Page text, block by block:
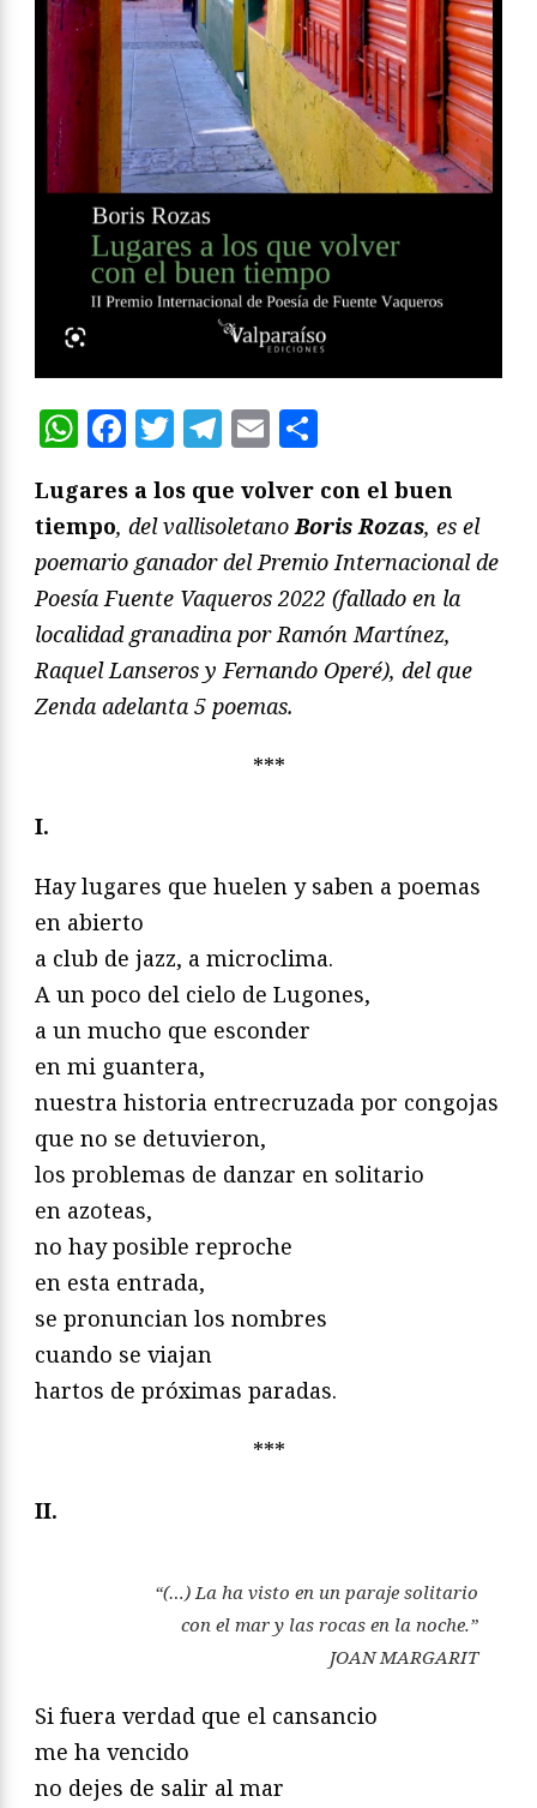
WhatsApp
Facebook
Twitter
Telegram
Email
Lugares a los que volver con el buen
tiempo, del vallisoletanoBoris Rozas, es el
poemario ganador del Premio Internacional de
Poesía Fuente Vaqueros 2022 (fallado en la
localidad granadina por Ramón Martínez,
Raquel Lanseros y Fernando Operé), del que
Zenda adelanta 5 poemas.
***
I.
Hay lugares que huelen y saben a poemas
en abierto
a club de jazz, a microclima.
A un poco del cielo de Lugones,
a un mucho que esconder
en mi guantera,
nuestra historia entrecruzada por congojas
que no se detuvieron,
los problemas de danzar en solitario
en azoteas,
no hay posible reproche
en esta entrada,
se pronuncian los nombres
cuando se viajan
hartos de próximas paradas.
***
II.
“(…) La ha visto en un paraje solitario
con el mar y las rocas en la noche.”
JOAN MARGARIT
Si fuera verdad que el cansancio
me ha vencido
no dejes de salir al mar